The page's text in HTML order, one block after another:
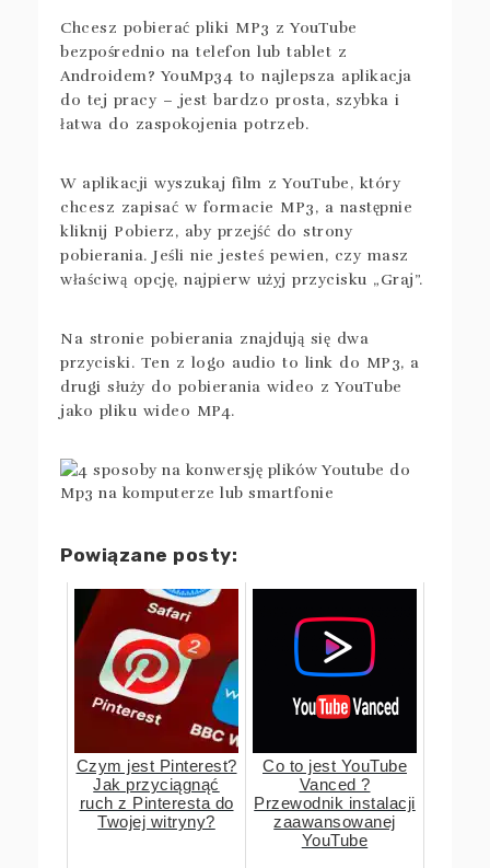
Chcesz pobierać pliki MP3 z YouTube
bezpośrednio na telefon lub tablet z
Androidem? YouMp34 to najlepsza aplikacja
do tej pracy – jest bardzo prosta, szybka i
łatwa do zaspokojenia potrzeb.
W aplikacji wyszukaj film z YouTube, który
chcesz zapisać w formacie MP3, a następnie
kliknij Pobierz, aby przejść do strony
pobierania. Jeśli nie jesteś pewien, czy masz
właściwą opcję, najpierw użyj przycisku „Graj”.
Na stronie pobierania znajdują się dwa
przyciski. Ten z logo audio to link do MP3, a
drugi służy do pobierania wideo z YouTube
jako pliku wideo MP4.
Powiązane posty:
Czym jest Pinterest?
Jak przyciągnąć
ruch z Pinteresta do
Twojej witryny?
Co to jest YouTube
Vanced ?
Przewodnik instalacji
zaawansowanej
YouTube